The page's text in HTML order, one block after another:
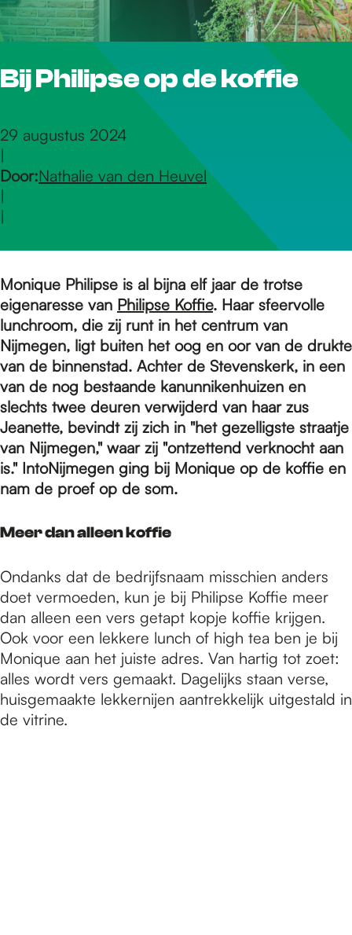
r
d
e
h
o
m
e
p
a
g
e
Bij Philipse op de koffie
29 augustus 2024
|
Door:Nathalie van den Heuvel
|
|
Monique Philipse is al bijna elf jaar de trotse
eigenaresse van Philipse Koffie. Haar sfeervolle
lunchroom, die zij runt in het centrum van
Nijmegen, ligt buiten het oog en oor van de drukte
van de binnenstad. Achter de Stevenskerk, in een
van de nog bestaande kanunnikenhuizen en
slechts twee deuren verwijderd van haar zus
Jeanette, bevindt zij zich in "het gezelligste straatje
van Nijmegen," waar zij "ontzettend verknocht aan
is." IntoNijmegen ging bij Monique op de koffie en
nam de proef op de som.
Meer dan alleen koffie
Ondanks dat de bedrijfsnaam misschien anders
doet vermoeden, kun je bij Philipse Koffie meer
dan alleen een vers getapt kopje koffie krijgen.
Ook voor een lekkere lunch of high tea ben je bij
Monique aan het juiste adres. Van hartig tot zoet:
alles wordt vers gemaakt. Dagelijks staan verse,
huisgemaakte lekkernijen aantrekkelijk uitgestald in
de vitrine.